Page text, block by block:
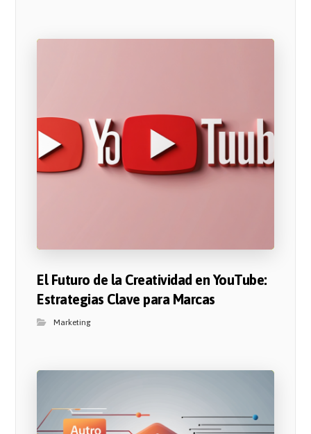
El Futuro de la Creatividad en YouTube:
Estrategias Clave para Marcas
Marketing